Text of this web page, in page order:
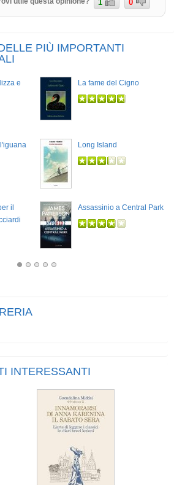
1 0
PIÙ IMPORTANTI
e
La fame del Cigno
Long Island
il
Assassinio a Central Park
INTERESSANTI